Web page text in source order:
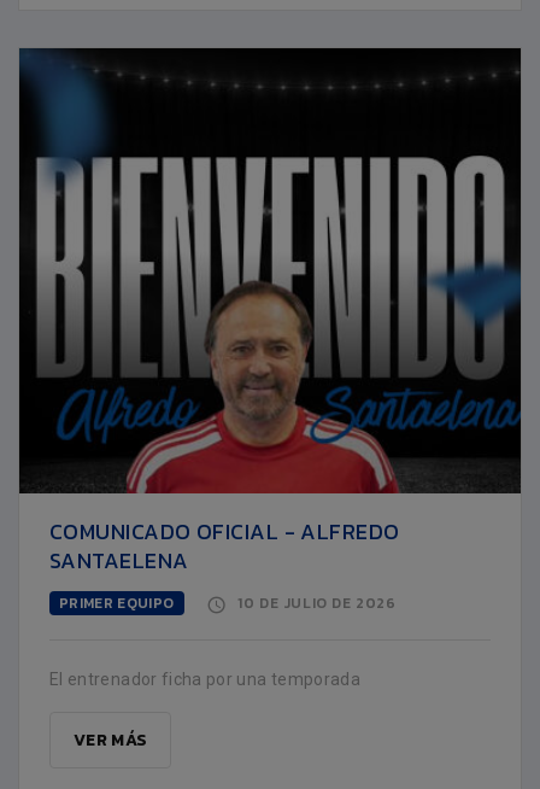
COMUNICADO OFICIAL - ALFREDO
SANTAELENA
PRIMER EQUIPO 10 DE JULIO DE 2026
El entrenador ficha por una temporada
VER MÁS